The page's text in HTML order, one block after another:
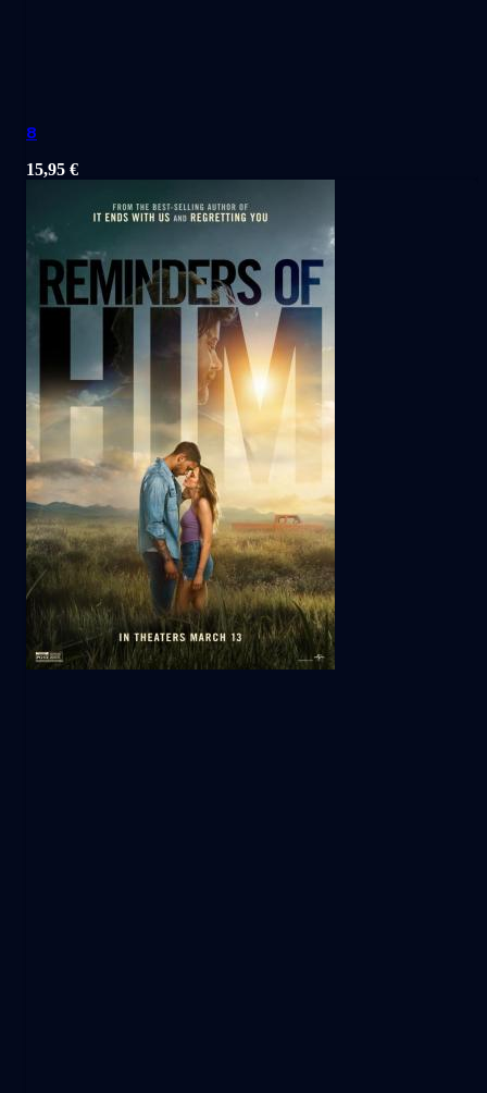
8
15,95 €